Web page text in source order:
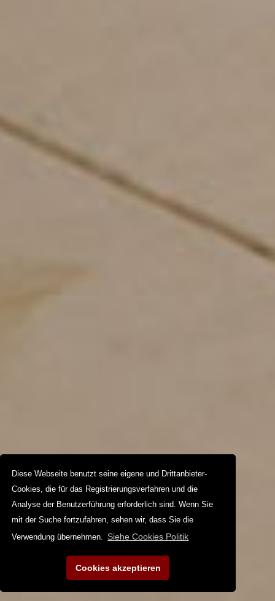
Diese Webseite benutzt seine eigene und Drittanbieter-
Cookies, die für das Registrierungsverfahren und die
Analyse der Benutzerführung erforderlich sind. Wenn Sie
mit der Suche fortzufahren, sehen wir, dass Sie die
Verwendung übernehmen. Siehe Cookies Politik
Cookies akzeptieren